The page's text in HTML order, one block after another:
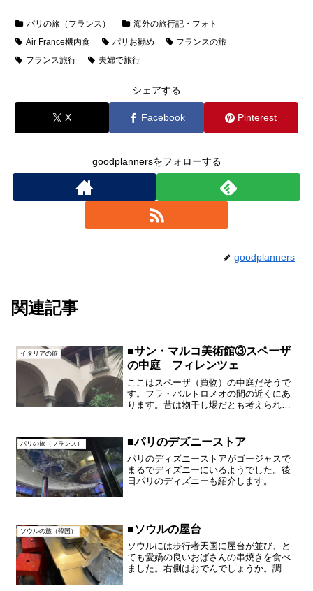
パリの旅（フランス）
海外の旅行記・フォト
Air France機内食
パリお勧め
フランスの旅
フランス旅行
夫婦で旅行
シェアする
X Facebook Pinterest
goodplannersをフォローする
goodplanners
関連記事
イタリアの旅
■サン・マルコ美術館③スペーザ
の中庭 フィレンツェ
ここはスペーザ（買物）の中庭だそうで
す。フラ・バルトロメオの間の近くにあ
ります。昔は物干し場だとも考えられる
パリの旅（フランス） ■パリのデズニーストア
パリのディズニーストアがゴージャスで
まるでディズニーにいるようでした。後
日パリのディズニーも紹介します。
ソウルの旅（韓国） ■ソウルの屋台
ソウルには歩行者天国に屋台が並び、と
ても愛嬌の良いおばさんの串焼きを食べ
ました。右側はおでんでしょうか。調理